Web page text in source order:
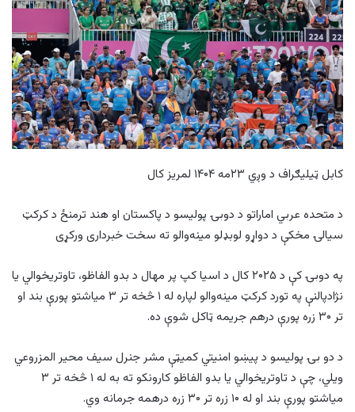
کابل ټیلیګراف د وږي ۲۳مه ۱۴۰۴ لمریز کال
د متحده عربي اماراتو د دوبۍ پولیسو د پاکستان او هند ترمنځ د کرکټ
سیالۍ مخکې د دواړو لوبډلو مینه‌والو ته سخت خبرداری ورکړی
په دوبۍ کې د ۲۰۲۵ کال د اسیا کپ پر مهال د بدو الفاظو، تاوتریخوالي یا
نژادپالنې په تورد کرکټ مینه‌والو لپاره له ۱ څخه تر ۳ میاشتو پورې بند او
تر ۳۰ زره پورې درهم جریمه ټاکل شوې ده.
د دو بۍ پولیسو د پیښو امنیتي کمیټې مشر جنرل سیف محیر المزروعي
ویلي، چې د تاوتریخوالي یا بدو الفاظو کارونکو ته به له ۱ څخه تر ۳
میاشتو پورې بند او له ۱۰ زره تر ۳۰ زره درهمه جرمانه وي.